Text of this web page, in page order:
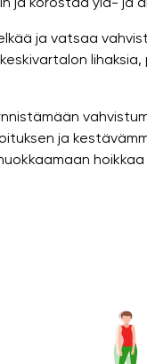
ja vatsaa
ja